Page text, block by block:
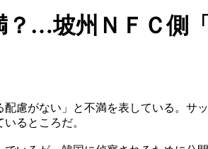
…坡州ＮＦＣ側
慮がない」と不満を表している。サ
るところだ。